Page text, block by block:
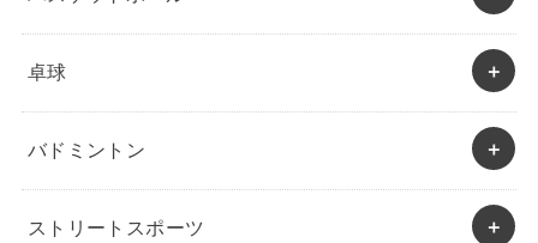
卓球
バドミントン
ストリートスポーツ